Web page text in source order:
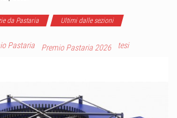
da Pastaria Ultimi dalle sezioni
Pastaria Premio Pastaria 2026 tesi